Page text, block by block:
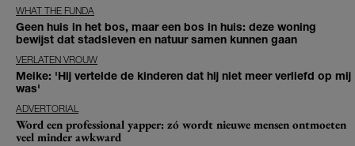
WHAT THE FUNDA
Geen huis in het bos, maar een bos in huis: deze woning
bewijst dat stadsleven en natuur samen kunnen gaan
VERLATEN VROUW
Meike: 'Hij vertelde de kinderen dat hij niet meer verliefd op mij
was'
ADVERTORIAL
Word een professional yapper: zó wordt nieuwe mensen ontmoeten
veel minder awkward